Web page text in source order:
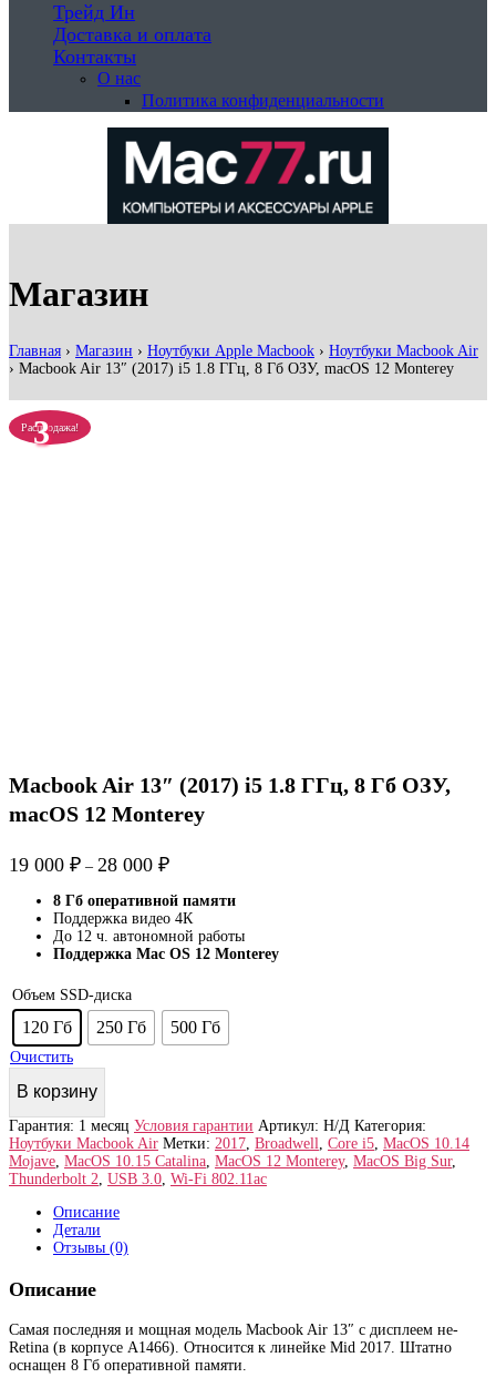
Трейд Ин
Доставка и оплата
Контакты
О нас
Политика конфиденциальности
Магазин
Главная › Магазин › Ноутбуки Apple Macbook › Ноутбуки Macbook Air
› Macbook Air 13″ (2017) i5 1.8 ГГц, 8 Гб ОЗУ, macOS 12 Monterey
Macbook Air 13″ (2017) i5 1.8 ГГц, 8 Гб ОЗУ,
macOS 12 Monterey
19 000 ₽ – 28 000 ₽
8 Гб оперативной памяти
Поддержка видео 4К
До 12 ч. автономной работы
Поддержка Mac OS 12 Monterey
Объем SSD-диска
120 Гб 250 Гб 500 Гб
Очистить
В корзину
Гарантия: 1 месяц Условия гарантии Артикул: Н/Д Категория:
Ноутбуки Macbook Air Метки: 2017 Broadwell Core i5 MacOS 10.14
Mojave MacOS 10.15 Catalina MacOS 12 Monterey, MacOS Big Sur,
Thunderbolt 2 USB 3.0 Wi-Fi 802.11ac
Описание
Детали
Отзывы (0)
Описание
Самая последняя и мощная модель Macbook Air 13″ с дисплеем не-
Retina (в корпусе A1466). Относится к линейке Mid 2017. Штатно
оснащен 8 Гб оперативной памяти.
Распродажа!
3